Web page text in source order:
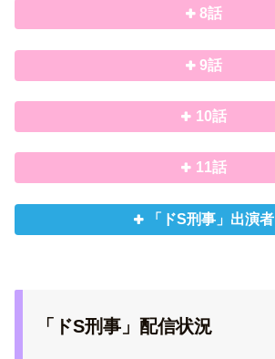
8話
9話
10話
11話
「ドS刑事」出演者
「ドS刑事」配信状況